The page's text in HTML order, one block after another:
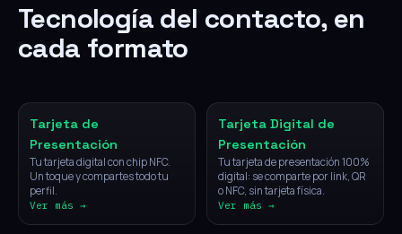
Tecnología del contacto, en
cada formato
Tarjeta de
Presentación
Tu tarjeta digital con chip NFC.
Un toque y compartes todo tu
perfil.
Ver más →
Tarjeta Digital de
Presentación
Tu tarjeta de presentación 100%
digital: se comparte por link, QR
o NFC, sin tarjeta física.
Ver más →
NFC NFC